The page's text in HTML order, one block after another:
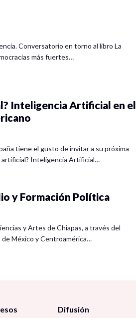
Conversatorio en torno al libro La
más fuertes…
Inteligencia Artificial en el
tiene el gusto de invitar a su próxima
artificial? Inteligencia Artificial…
y Formación Política
y Artes de Chiapas, a través del
México y Centroamérica…
Difusión